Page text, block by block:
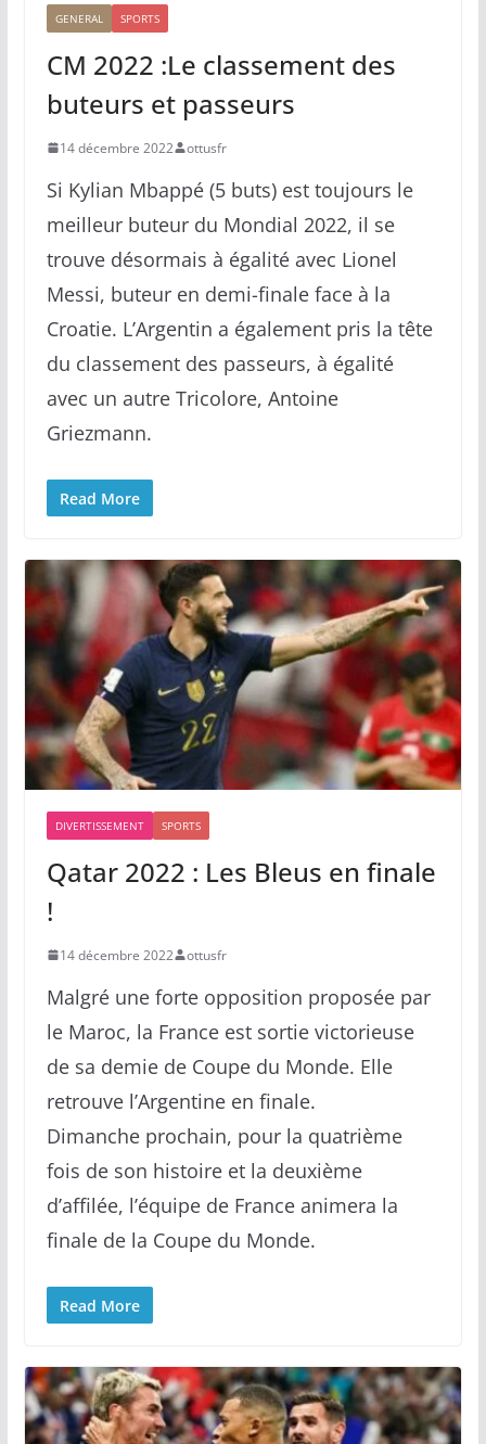
GENERAL SPORTS
CM 2022 :Le classement des
buteurs et passeurs
14 décembre 2022 ottusfr
Si Kylian Mbappé (5 buts) est toujours le
meilleur buteur du Mondial 2022, il se
trouve désormais à égalité avec Lionel
Messi, buteur en demi-finale face à la
Croatie. L’Argentin a également pris la tête
du classement des passeurs, à égalité
avec un autre Tricolore, Antoine
Griezmann.
Read More
DIVERTISSEMENT SPORTS
Qatar 2022 : Les Bleus en finale
!
14 décembre 2022 ottusfr
Malgré une forte opposition proposée par
le Maroc, la France est sortie victorieuse
de sa demie de Coupe du Monde. Elle
retrouve l’Argentine en finale.
Dimanche prochain, pour la quatrième
fois de son histoire et la deuxième
d’affilée, l’équipe de France animera la
finale de la Coupe du Monde.
Read More